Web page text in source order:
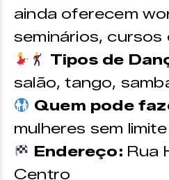
ainda oferecem
seminários, cursos
Tipos de
salão, tango,
Quem pode
mulheres sem
Endereço: Rua
Centro